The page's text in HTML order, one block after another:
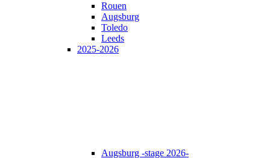
Rouen
Augsburg
Toledo
Leeds
2025-2026
Augsburg -stage 2026-